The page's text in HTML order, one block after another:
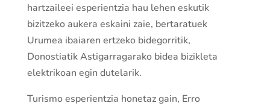
hartzaileei esperientzia hau lehen eskutik
bizitzeko aukera eskaini zaie, bertaratuek
Urumea ibaiaren ertzeko bidegorritik,
Donostiatik Astigarragarako bidea bizikleta
elektrikoan egin dutelarik.
Turismo esperientzia honetaz gain, Erro